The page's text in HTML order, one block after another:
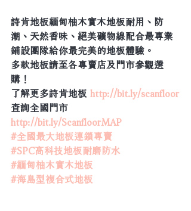
詩肯地板緬甸柚木實木地板耐用、防
潮、天然香味、絕美礦物線配合最專業
鋪設團隊給你最完美的地板體驗。
多款地板請至各專賣店及門市參觀選
購！
了解更多詩肯地板 http://bit.ly/scanfloor
查詢全國門市
http://bit.ly/ScanfloorMAP
#全國最大地板連鎖專賣
#SPC高科技地板耐磨防水
#緬甸柚木實木地板
#海島型複合式地板